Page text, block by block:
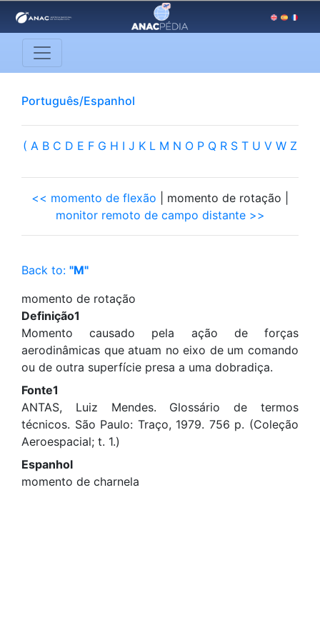
Português/Espanhol
( A B C D E F G H I J K L M N O P Q R S T U V W Z
<< momento de flexão | momento de rotação |
monitor remoto de campo distante >>
Back to: "M"
momento de rotação
Definição1
Momento causado pela ação de forças
aerodinâmicas que atuam no eixo de um comando
ou de outra superfície presa a uma dobradiça.
Fonte1
ANTAS, Luiz Mendes. Glossário de termos
técnicos. São Paulo: Traço, 1979. 756 p. (Coleção
Aeroespacial; t. 1.)
Espanhol
momento de charnela